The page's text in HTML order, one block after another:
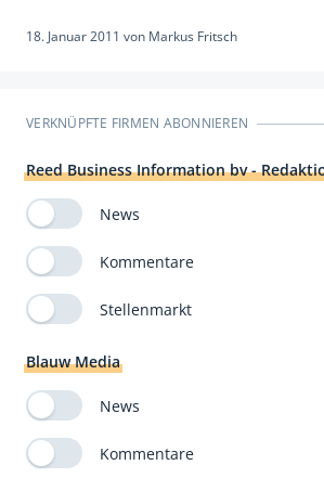
18. Januar 2011 von Markus Fritsch
VERKNÜPFTE FIRMEN ABONNIEREN
Reed Business Information bv -
News
Kommentare
Stellenmarkt
Blauw Media
News
Kommentare